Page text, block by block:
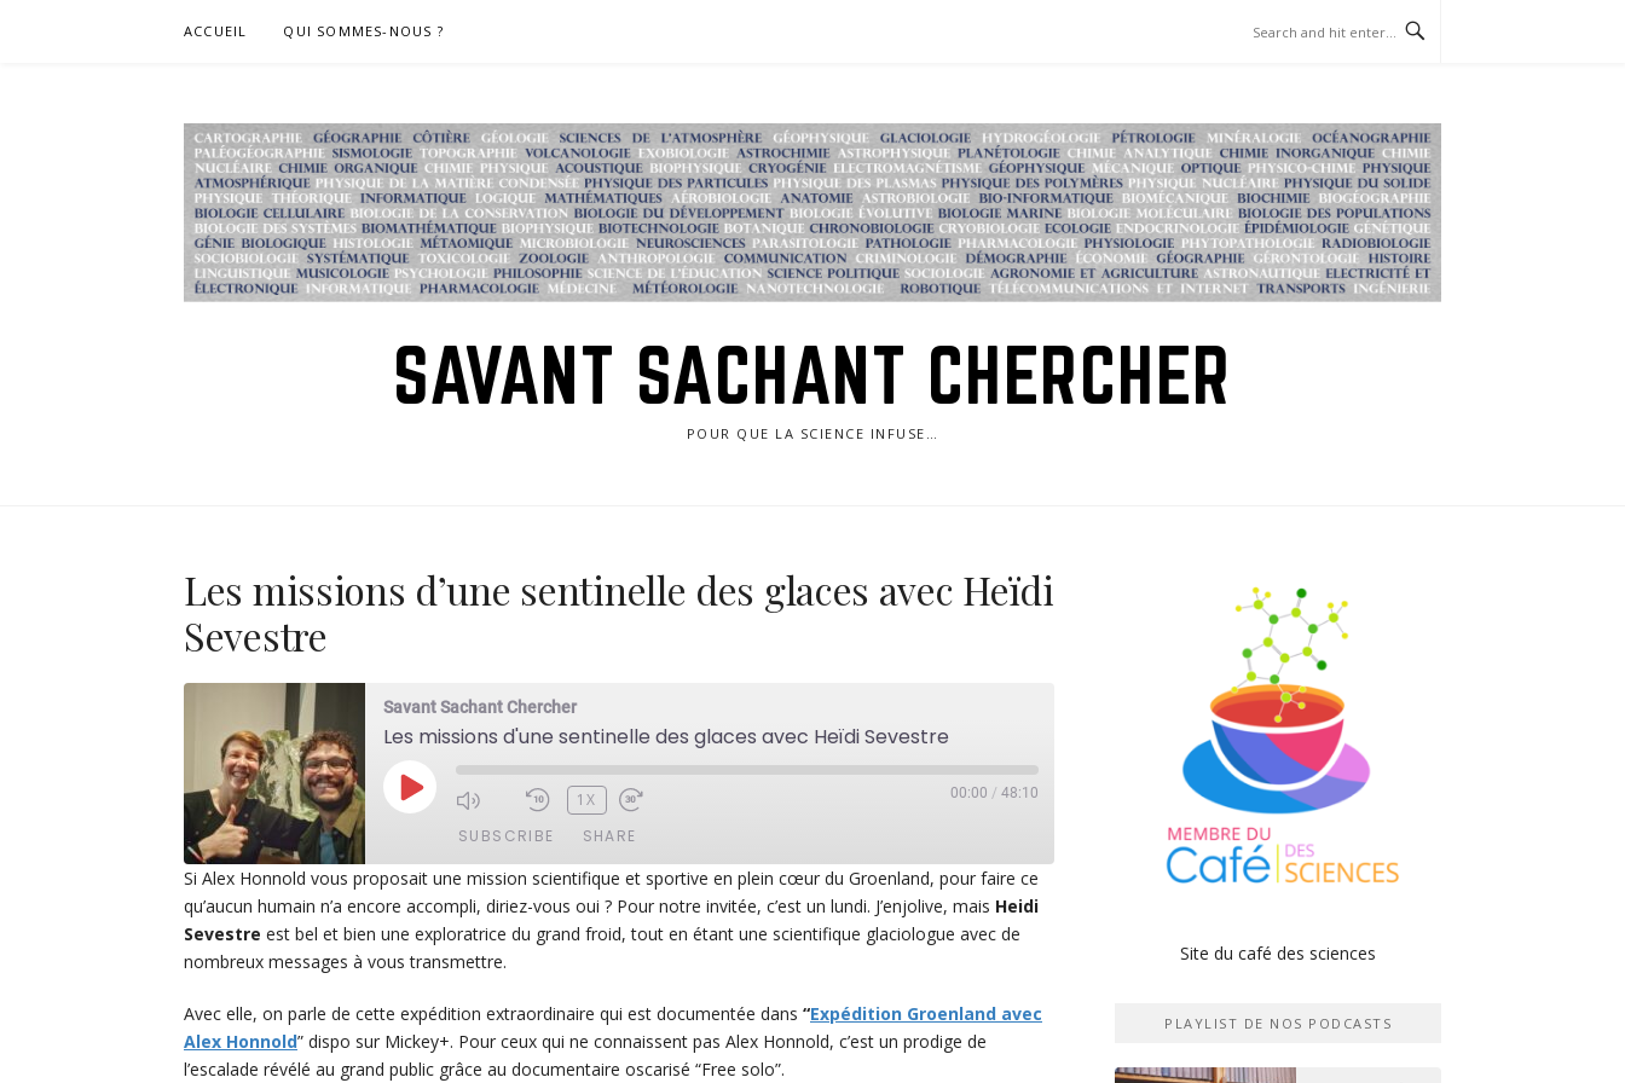
ACCUEIL QUI SOMMES-NOUS ?
SAVANT SACHANT CHERCHER
POUR QUE LA SCIENCE INFUSE…
Les missions d’une sentinelle des glaces avec Heïdi
Sevestre
Savant Sachant Chercher
Les missions d'une sentinelle des glaces avec Heïdi Sevestre
PLAY
1X 00:00 / 48:10
SUBSCRIBE SHARE
Apple Podcasts Deezer Google Play
Podcast Addict
RSS FEED
SHARE
LINK
EMBED
Si Alex Honnold vous proposait une mission scientifique et sportive en plein cœur du Groenland, pour faire ce
qu’aucun humain n’a encore accompli, diriez-vous oui ? Pour notre invitée, c’est un lundi. J’enjolive, mais Heidi
Sevestre est bel et bien une exploratrice du grand froid, tout en étant une scientifique glaciologue avec de
nombreux messages à vous transmettre.
Avec elle, on parle de cette expédition extraordinaire qui est documentée dans “Expédition Groenland avec
Alex Honnold” dispo sur Mickey+. Pour ceux qui ne connaissent pas Alex Honnold, c’est un prodige de
l’escalade révélé au grand public grâce au documentaire oscarisé “Free solo”.
Site du café des sciences
PLAYLIST DE NOS PODCASTS